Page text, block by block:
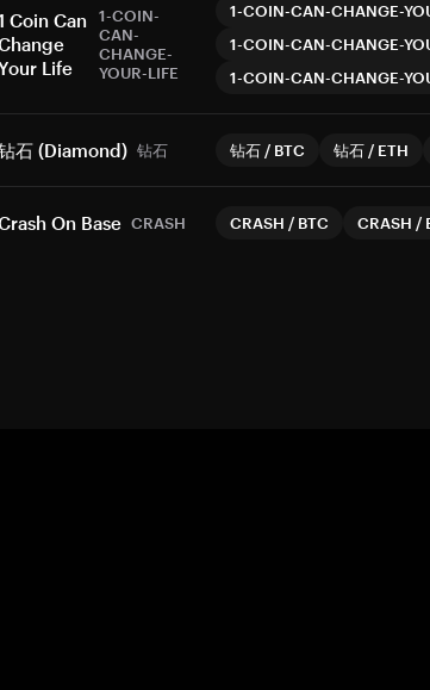
Coin Can
Life
1-COIN-
CAN-
CHANGE-
YOUR-LIFE
1-COIN-CAN-CHANGE-
1-COIN-CAN-CHANGE-
1-COIN-CAN-CHANGE-
石 (Diamond) 钻石 钻石 / BTC 钻石 / ETH
On Base CRASH CRASH / BTC CRASH /